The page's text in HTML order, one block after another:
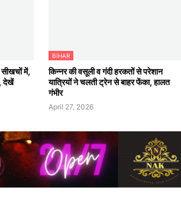
सीखचों में,
देखें
BIHAR
किन्नर की वसूली व गंदी हरकतों से परेशान
यात्रियों ने चलती ट्रेन से बाहर फेंका, हालत
गंभीर
April 27, 2026